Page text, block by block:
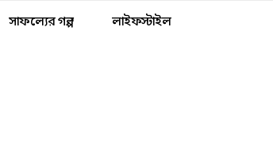
সাফল্যের গল্প লাইফস্টাইল